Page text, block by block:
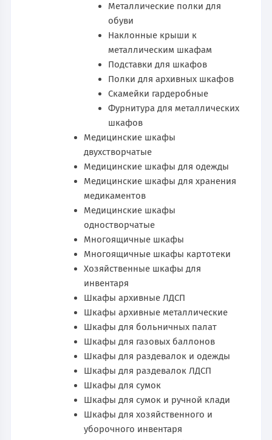
Металлические полки для
обуви
Наклонные крыши к
металлическим шкафам
Подставки для шкафов
Полки для архивных шкафов
Скамейки гардеробные
Фурнитура для металлических
шкафов
Медицинские шкафы
двухстворчатые
Медицинские шкафы для одежды
Медицинские шкафы для хранения
медикаментов
Медицинские шкафы
одностворчатые
Многоящичные шкафы
Многоящичные шкафы картотеки
Хозяйственные шкафы для
инвентаря
Шкафы архивные ЛДСП
Шкафы архивные металлические
Шкафы для больничных палат
Шкафы для газовых баллонов
Шкафы для раздевалок и одежды
Шкафы для раздевалок ЛДСП
Шкафы для сумок
Шкафы для сумок и ручной клади
Шкафы для хозяйственного и
уборочного инвентаря